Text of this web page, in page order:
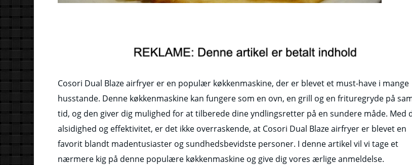
Cosori Dual Blaze airfryer er en populær køkkenmaskine, der er blevet et must-have i mange
husstande. Denne køkkenmaskine kan fungere som en ovn, en grill og en frituregryde på
tid, og den giver dig mulighed for at tilberede dine yndlingsretter på en sundere måde. Med
alsidighed og effektivitet, er det ikke overraskende, at Cosori Dual Blaze airfryer er blevet en
favorit blandt madentusiaster og sundhedsbevidste personer. I denne artikel vil vi tage et
nærmere kig på denne populære køkkenmaskine og give dig vores ærlige anmeldelse.